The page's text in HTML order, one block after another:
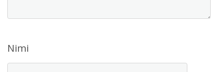
Nimi